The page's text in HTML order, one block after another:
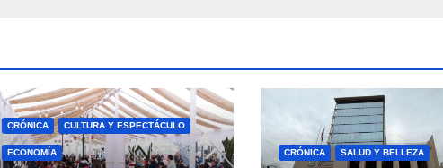
CRÓNICA CULTURA Y ESPECTÁCULO
ECONOMÍA CRÓNICA SALUD Y BELLEZA